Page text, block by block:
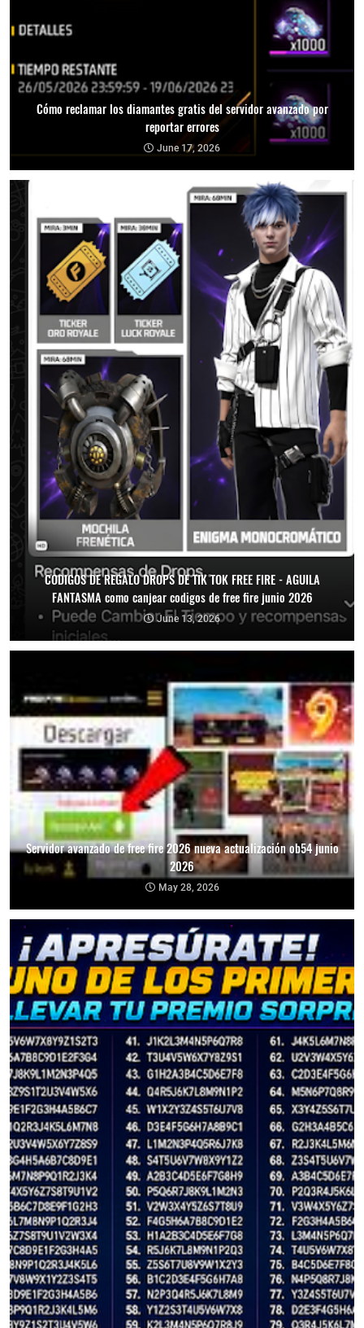
Cómo reclamar los diamantes gratis del servidor avanzado por
reportar errores
June 17, 2026
CODIGOS DE REGALO DROPS DE TIK TOK FREE FIRE - AGUILA
FANTASMA como canjear codigos de free fire junio 2026
June 13, 2026
Servidor avanzado de free fire 2026 nueva actualización ob54 junio
2026
May 28, 2026